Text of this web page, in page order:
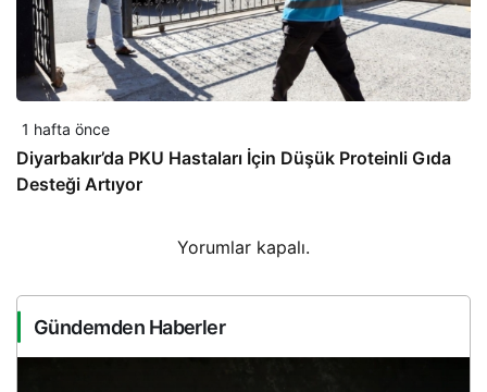
1 hafta önce
Diyarbakır’da PKU Hastaları İçin Düşük Proteinli Gıda
Desteği Artıyor
Yorumlar kapalı.
Gündemden Haberler